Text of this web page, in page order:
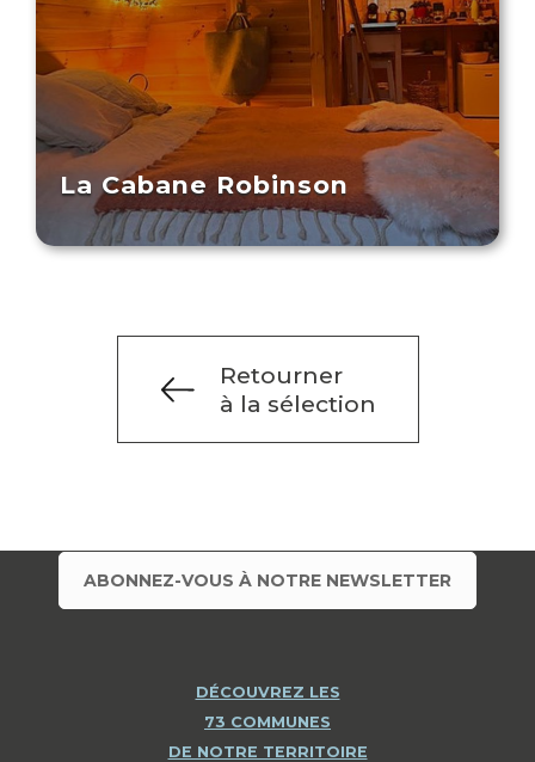
La Cabane Robinson
Retourner
à la sélection
ABONNEZ-VOUS À NOTRE NEWSLETTER
DÉCOUVREZ LES
73 COMMUNES
DE NOTRE TERRITOIRE